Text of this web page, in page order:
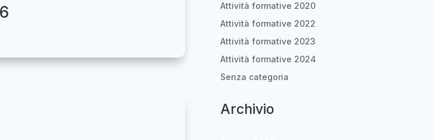
Attività formative 2020
Attività formative 2022
Attività formative 2023
Attività formative 2024
Senza categoria
Archivio